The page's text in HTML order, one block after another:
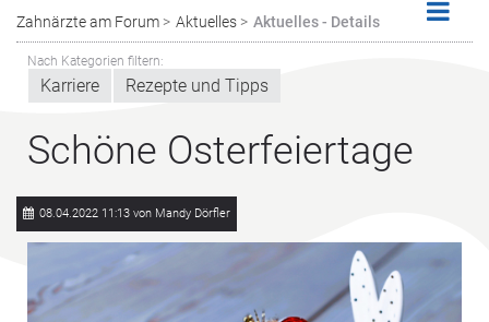
Zahnärzte am Forum Aktuelles Aktuelles - Details
Nach Kategorien filtern:
Karriere Rezepte und Tipps
Schöne Osterfeiertage
08.04.2022 11:13 von Mandy Dörfler